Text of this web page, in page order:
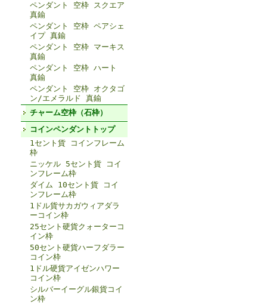
ペンダント 空枠 スクエア
真鍮
ペンダント 空枠 ペアシェ
イプ 真鍮
ペンダント 空枠 マーキス
真鍮
ペンダント 空枠 ハート
真鍮
ペンダント 空枠 オクタゴ
ン/エメラルド 真鍮
チャーム空枠（石枠）
コインペンダントトップ
1セント貨 コインフレーム
枠
ニッケル 5セント貨 コイ
ンフレーム枠
ダイム 10セント貨 コイ
ンフレーム枠
1ドル貨サカガウィアダラ
ーコイン枠
25セント硬貨クォーターコ
イン枠
50セント硬貨ハーフダラー
コイン枠
1ドル硬貨アイゼンハワー
コイン枠
シルバーイーグル銀貨コイ
ン枠